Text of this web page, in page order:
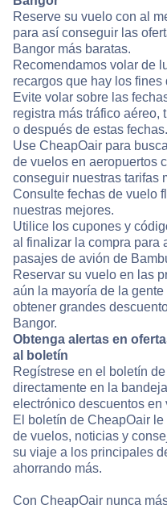
Reserve su vuelo con al
para así conseguir las
Bangor más baratas.
Recomendamos volar de
recargos que hay los fines
Evite volar sobre las
registra más tráfico aéreo,
o después de estas fechas.
Use CheapOair para
de vuelos en aeropuertos
conseguir nuestras tarifas
Consulte fechas de vuelo
nuestras mejores.
Utilice los cupones y
al finalizar la compra para
pasajes de avión de
Reservar su vuelo en las
aún la mayoría de la
obtener grandes
Bangor.
Obtenga alertas en
al boletín
Regístrese en el boletín
directamente en la
electrónico descuentos en
El boletín de CheapOair
de vuelos, noticias y
su viaje a los principales
ahorrando más.
Con CheapOair nunca